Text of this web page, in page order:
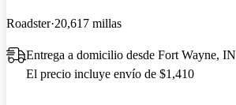
Roadster 20,617 millas
Entrega a domicilio desde Fort Wayne, IN
El precio incluye envío de $1,410